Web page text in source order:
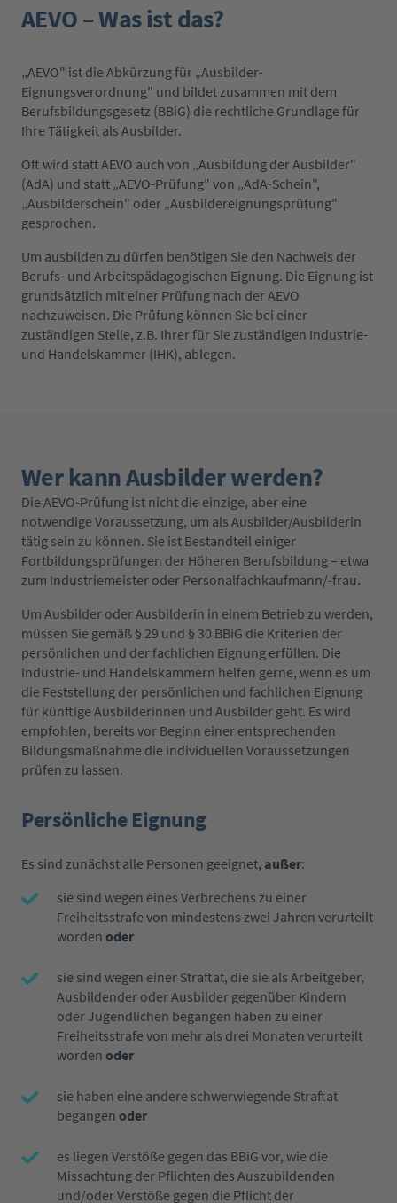
AEVO – Was ist das?
„AEVO" ist die Abkürzung für „Ausbilder-
Eignungsverordnung" und bildet zusammen mit dem
Berufsbildungsgesetz (BBiG) die rechtliche Grundlage für
Ihre Tätigkeit als Ausbilder.
Oft wird statt AEVO auch von „Ausbildung der Ausbilder"
(AdA) und statt „AEVO-Prüfung" von „AdA-Schein",
„Ausbilderschein" oder „Ausbildereignungsprüfung"
gesprochen.
Um ausbilden zu dürfen benötigen Sie den Nachweis der
Berufs- und Arbeitspädagogischen Eignung. Die Eignung ist
grundsätzlich mit einer Prüfung nach der AEVO
nachzuweisen. Die Prüfung können Sie bei einer
zuständigen Stelle, z.B. Ihrer für Sie zuständigen Industrie-
und Handelskammer (IHK), ablegen.
Wer kann Ausbilder werden?
Die AEVO-Prüfung ist nicht die einzige, aber eine
notwendige Voraussetzung, um als Ausbilder/Ausbilderin
tätig sein zu können. Sie ist Bestandteil einiger
Fortbildungsprüfungen der Höheren Berufsbildung – etwa
zum Industriemeister oder Personalfachkaufmann/-frau.
Um Ausbilder oder Ausbilderin in einem Betrieb zu werden,
müssen Sie gemäß § 29 und § 30 BBiG die Kriterien der
persönlichen und der fachlichen Eignung erfüllen. Die
Industrie- und Handelskammern helfen gerne, wenn es um
die Feststellung der persönlichen und fachlichen Eignung
für künftige Ausbilderinnen und Ausbilder geht. Es wird
empfohlen, bereits vor Beginn einer entsprechenden
Bildungsmaßnahme die individuellen Voraussetzungen
prüfen zu lassen.
Persönliche Eignung
Es sind zunächst alle Personen geeignet, außer:
sie sind wegen eines Verbrechens zu einer
Freiheitsstrafe von mindestens zwei Jahren verurteilt
worden oder
sie sind wegen einer Straftat, die sie als Arbeitgeber,
Ausbildender oder Ausbilder gegenüber Kindern
oder Jugendlichen begangen haben zu einer
Freiheitsstrafe von mehr als drei Monaten verurteilt
worden oder
sie haben eine andere schwerwiegende Straftat
begangen oder
es liegen Verstöße gegen das BBiG vor, wie die
Missachtung der Pflichten des Auszubildenden
und/oder Verstöße gegen die Pflicht der